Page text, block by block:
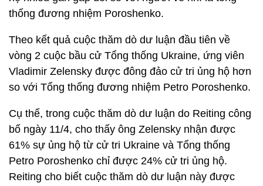
thống đương nhiệm Poroshenko.
Theo kết quả cuộc thăm dò dư luận đầu tiên về
vòng 2 cuộc bầu cử Tổng thống Ukraine, ứng viên
Vladimir Zelensky được đông đảo cử tri ủng hộ hơn
so với Tổng thống đương nhiệm Petro Poroshenko.
Cụ thể, trong cuộc thăm dò dư luận do Reiting công
bố ngày 11/4, cho thấy ông Zelensky nhận được
61% sự ủng hộ từ cử tri Ukraine và Tổng thống
Petro Poroshenko chỉ được 24% cử tri ủng hộ.
Reiting cho biết cuộc thăm dò dư luận này được